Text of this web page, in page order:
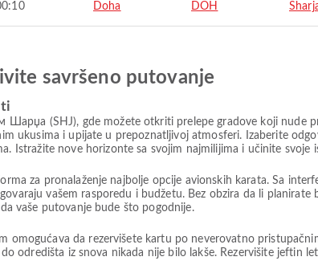
Doha DOH
savršeno putovanje
(SHJ), gde možete otkriti prelepe gradove koji nude
ukusima i upijate u prepoznatljivoj atmosferi. Izaberite
Istražite nove horizonte sa svojim najmilijima i učinite svoje
za pronalaženje najbolje opcije avionskih karata. Sa
vašem rasporedu i budžetu. Bez obzira da li
vaše putovanje bude što pogodnije.
omogućava da rezervišete kartu po neverovatno
odredišta iz snova nikada nije bilo lakše. Rezervišite jeftin